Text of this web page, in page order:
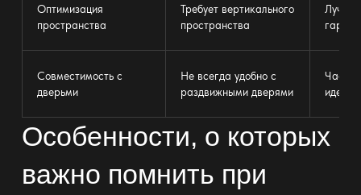
Оптимизация
пространства
Требует вертикального
пространства
Лучше
Совместимость с
дверьми
Не всегда удобно с
раздвижными дверями
Часто
Особенности, о которых
важно помнить при